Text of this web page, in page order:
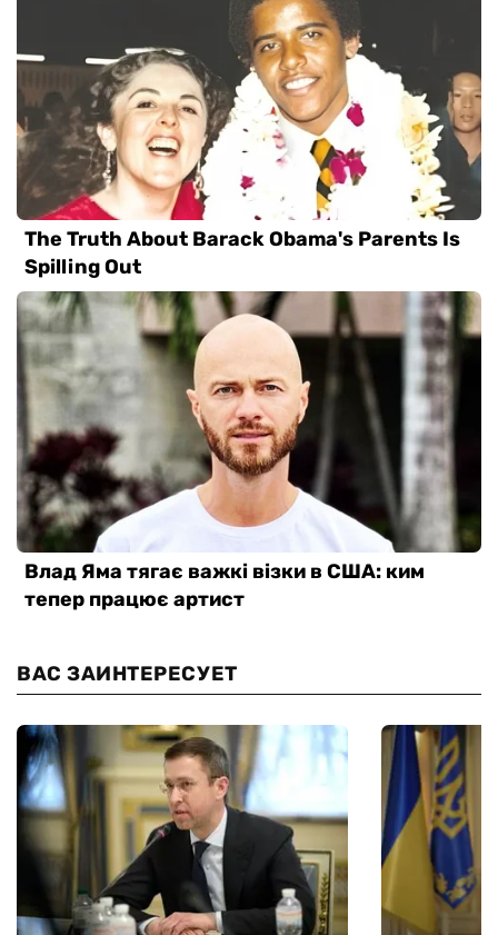
ВАС ЗАИНТЕРЕСУЕТ